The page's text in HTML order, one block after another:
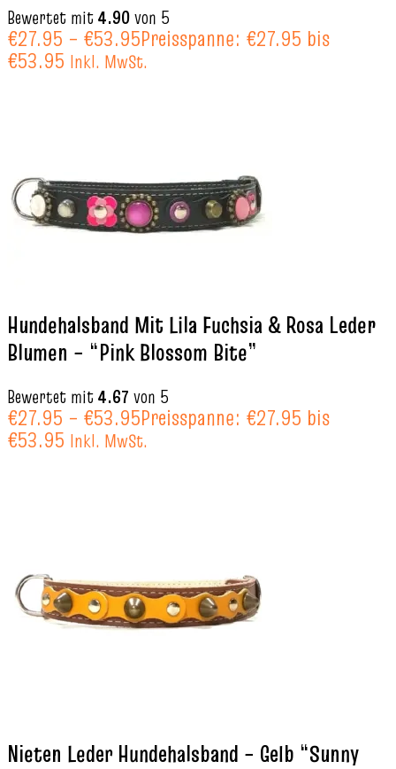
Bewertet mit4.90von 5
€27.95 – €53.95Preisspanne: €27.95 bis
€53.95 Inkl. MwSt.
Hundehalsband Mit Lila Fuchsia & Rosa Leder
Blumen – “Pink Blossom Bite”
Bewertet mit4.67 von 5
€27.95 – €53.95Preisspanne: €27.95 bis
€53.95 Inkl. MwSt.
Nieten Leder Hundehalsband – Gelb “Sunny